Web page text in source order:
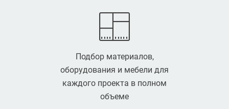
Подбор материалов,
оборудования и мебели для
каждого проекта в полном
объеме